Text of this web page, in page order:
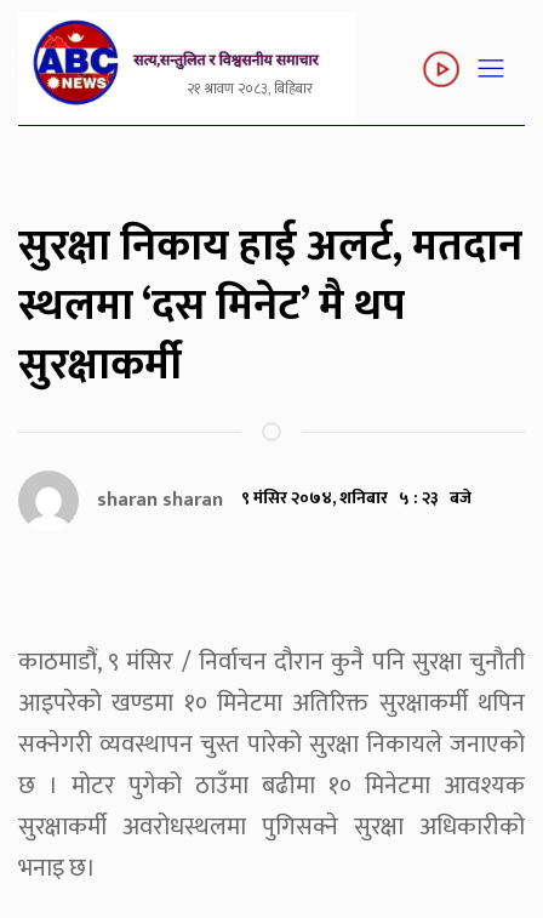
२१ श्रावण २०८३, बिहिबार
सुरक्षा निकाय हाई अलर्ट, मतदान
स्थलमा ‘दस मिनेट’ मै थप
सुरक्षाकर्मी
sharan sharan ९ मंसिर २०७४, शनिबार ५ : २३ बजे
काठमाडौं, ९ मंसिर / निर्वाचन दौरान कुनै पनि सुरक्षा चुनौती
आइपरेको खण्डमा १० मिनेटमा अतिरिक्त सुरक्षाकर्मी थपिन
सक्नेगरी व्यवस्थापन चुस्त पारेको सुरक्षा निकायले जनाएको
छ । मोटर पुगेको ठाउँमा बढीमा १० मिनेटमा आवश्यक
सुरक्षाकर्मी अवरोधस्थलमा पुगिसक्ने सुरक्षा अधिकारीको
भनाइ छ।